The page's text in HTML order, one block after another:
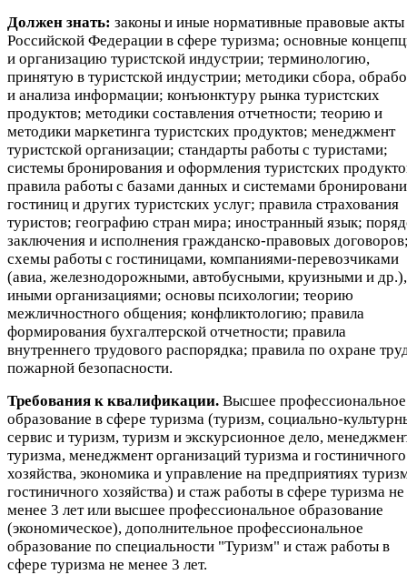
Должен знать: законы и иные нормативные правовые акты
Российской Федерации в сфере туризма; основные
и организацию туристской индустрии; терминологию,
принятую в туристской индустрии; методики сбора,
и анализа информации; конъюнктуру рынка туристских
продуктов; методики составления отчетности; теорию и
методики маркетинга туристских продуктов; менеджмент
туристской организации; стандарты работы с туристами;
системы бронирования и оформления туристских
правила работы с базами данных и системами
гостиниц и других туристских услуг; правила страхования
туристов; географию стран мира; иностранный язык;
заключения и исполнения гражданско-правовых
схемы работы с гостиницами, компаниями-перевозчиками
(авиа, железнодорожными, автобусными, круизными и др.),
иными организациями; основы психологии; теорию
межличностного общения; конфликтологию; правила
формирования бухгалтерской отчетности; правила
внутреннего трудового распорядка; правила по охране
пожарной безопасности.
Требования к квалификации. Высшее профессиональное
образование в сфере туризма (туризм, социально-
сервис и туризм, туризм и экскурсионное дело,
туризма, менеджмент организаций туризма и гостиничного
хозяйства, экономика и управление на предприятиях
гостиничного хозяйства) и стаж работы в сфере туризма не
менее 3 лет или высшее профессиональное образование
(экономическое), дополнительное профессиональное
образование по специальности "Туризм" и стаж работы в
сфере туризма не менее 3 лет.